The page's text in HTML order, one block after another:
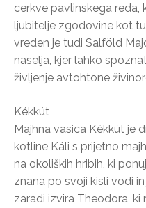
cerkve pavlinskega reda,
ljubitelje zgodovine kot
vreden je tudi Salföld
naselja, kjer lahko
življenje avtohtone
Kékkút
Majhna vasica Kékkút je
kotline Káli s prijetno
na okoliških hribih, ki
znana po svoji kisli vodi
zaradi izvira Theodora, ki